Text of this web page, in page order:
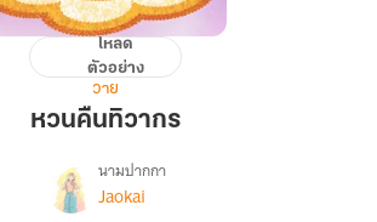
วากร
โหลด
ตัวอย่าง
วาย
หวนคืนทิวากร
เรื่อง
นามปากกา
Jaokai